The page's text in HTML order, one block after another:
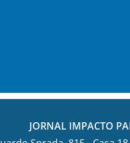
JORNAL IMPACTO